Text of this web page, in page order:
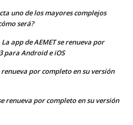
uno de los mayores complejos
será?
La app de AEMET se renueva por
para Android e iOS
renueva por completo en su versión
renueva por completo en su versión